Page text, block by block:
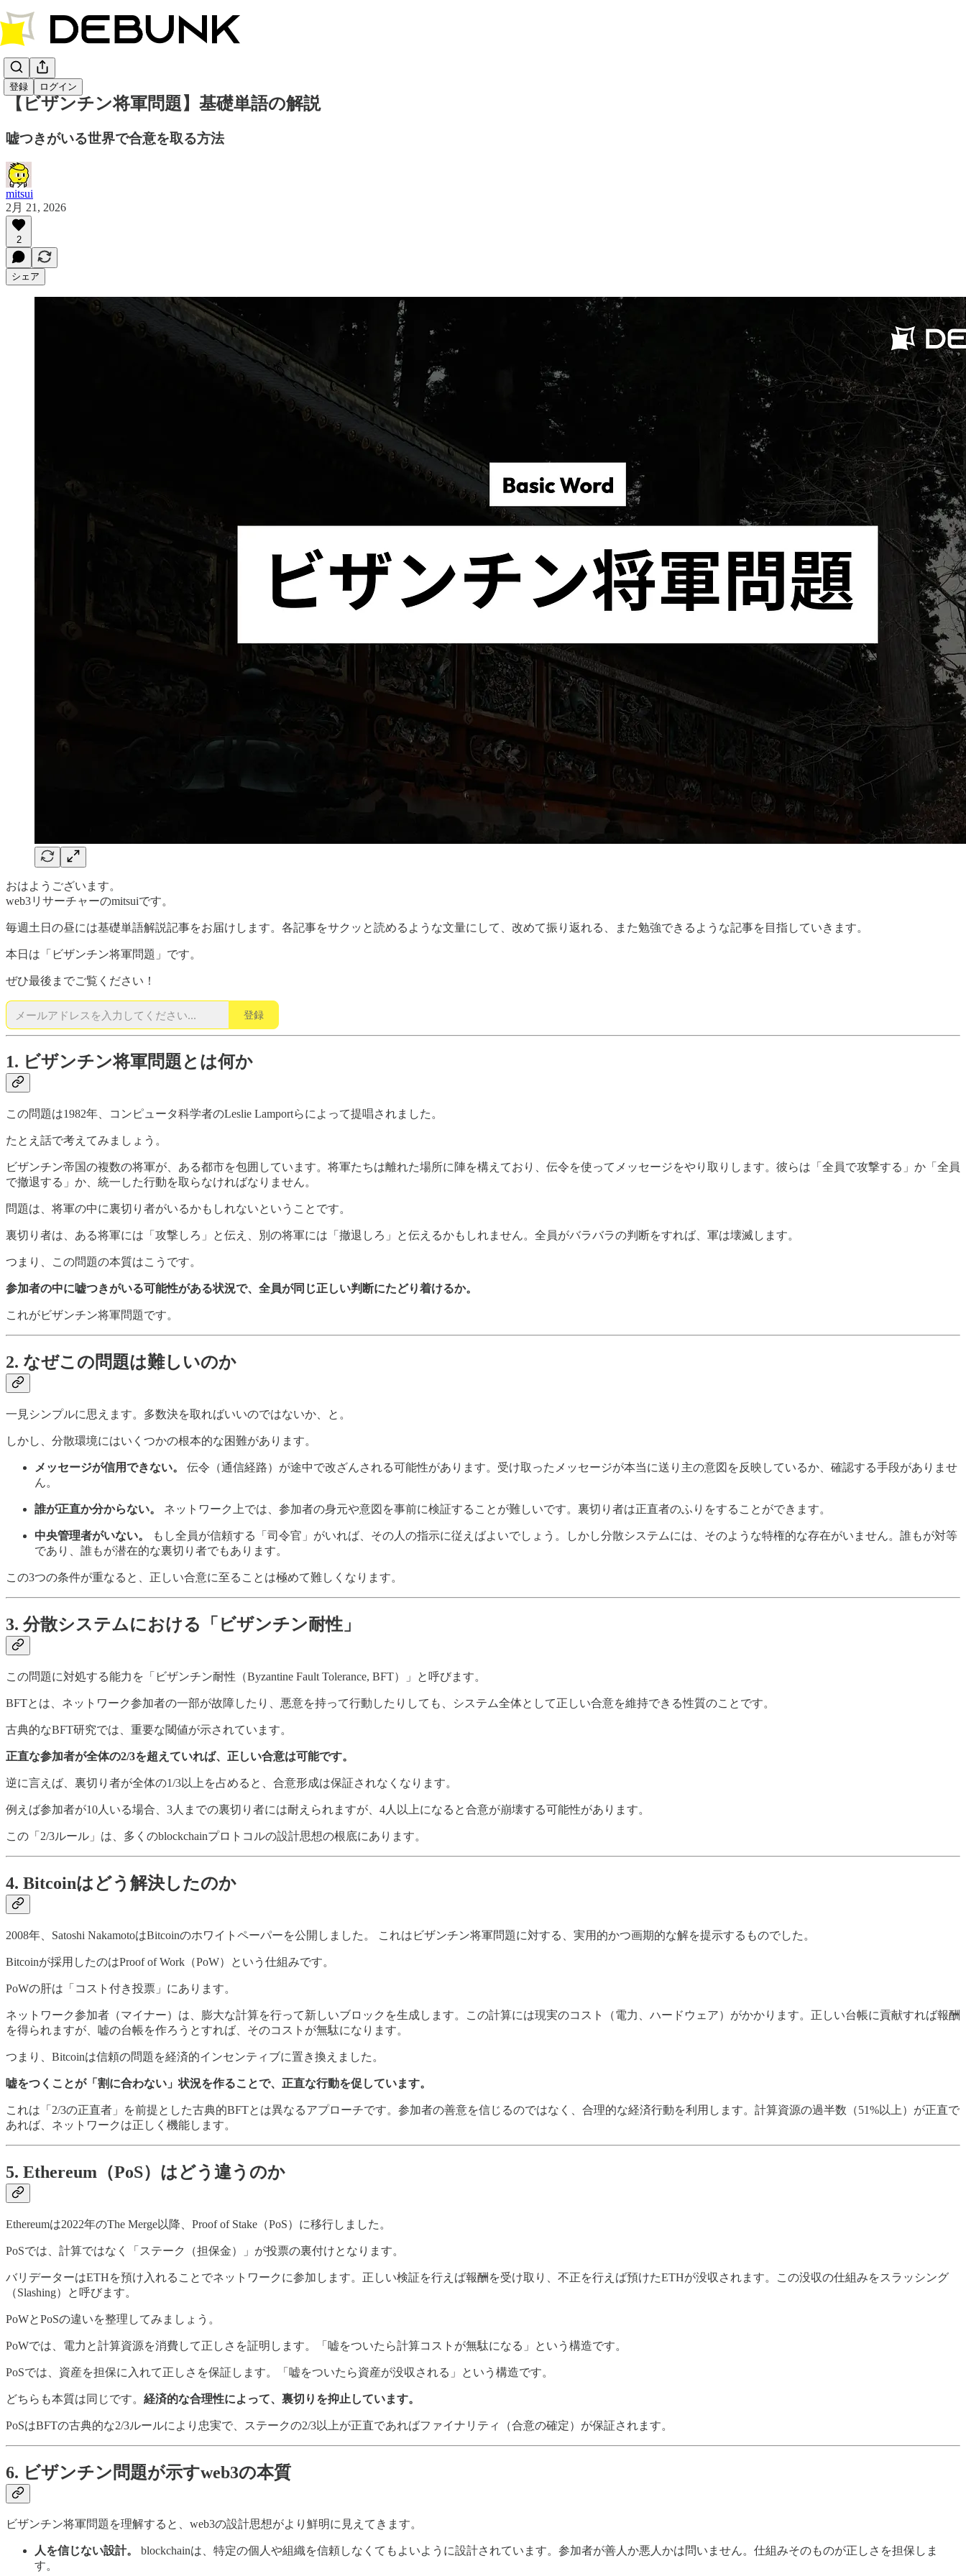
登録 ログイン
【ビザンチン将軍問題】基礎単語の解説
嘘つきがいる世界で合意を取る方法
mitsui
2月 21, 2026
2
シェア
おはようございます。
web3リサーチャーのmitsuiです。
毎週土日の昼には基礎単語解説記事をお届けします。各記事をサクッと読めるような文量にして、改めて振り返れる、また勉強できるような記事を目指していきます。
本日は「ビザンチン将軍問題」です。
ぜひ最後までご覧ください！
登録
1. ビザンチン将軍問題とは何か
この問題は1982年、コンピュータ科学者のLeslie Lamportらによって提唱されました。
たとえ話で考えてみましょう。
ビザンチン帝国の複数の将軍が、ある都市を包囲しています。将軍たちは離れた場所に陣を構えており、伝令を使ってメッセージをやり取りします。彼らは「全員で攻撃する」か「全員
で撤退する」か、統一した行動を取らなければなりません。
問題は、将軍の中に裏切り者がいるかもしれないということです。
裏切り者は、ある将軍には「攻撃しろ」と伝え、別の将軍には「撤退しろ」と伝えるかもしれません。全員がバラバラの判断をすれば、軍は壊滅します。
つまり、この問題の本質はこうです。
参加者の中に嘘つきがいる可能性がある状況で、全員が同じ正しい判断にたどり着けるか。
これがビザンチン将軍問題です。
2. なぜこの問題は難しいのか
一見シンプルに思えます。多数決を取ればいいのではないか、と。
しかし、分散環境にはいくつかの根本的な困難があります。
メッセージが信用できない。
伝令（通信経路）が途中で改ざんされる可能性があります。受け取ったメッセージが本当に送り主の意図を反映しているか、確認する手段がありませ
ん。
誰が正直か分からない。 ネットワーク上では、参加者の身元や意図を事前に検証することが難しいです。裏切り者は正直者のふりをすることができます。
中央管理者がいない。
もし全員が信頼する「司令官」がいれば、その人の指示に従えばよいでしょう。しかし分散システムには、そのような特権的な存在がいません。誰もが対等
であり、誰もが潜在的な裏切り者でもあります。
この3つの条件が重なると、正しい合意に至ることは極めて難しくなります。
3. 分散システムにおける「ビザンチン耐性」
この問題に対処する能力を「ビザンチン耐性（Byzantine Fault Tolerance, BFT）」と呼びます。
BFTとは、ネットワーク参加者の一部が故障したり、悪意を持って行動したりしても、システム全体として正しい合意を維持できる性質のことです。
古典的なBFT研究では、重要な閾値が示されています。
正直な参加者が全体の2/3を超えていれば、正しい合意は可能です。
逆に言えば、裏切り者が全体の1/3以上を占めると、合意形成は保証されなくなります。
例えば参加者が10人いる場合、3人までの裏切り者には耐えられますが、4人以上になると合意が崩壊する可能性があります。
この「2/3ルール」は、多くのblockchainプロトコルの設計思想の根底にあります。
4. Bitcoinはどう解決したのか
2008年、Satoshi NakamotoはBitcoinのホワイトペーパーを公開しました。 これはビザンチン将軍問題に対する、実用的かつ画期的な解を提示するものでした。
Bitcoinが採用したのはProof of Work（PoW）という仕組みです。
PoWの肝は「コスト付き投票」にあります。
ネットワーク参加者（マイナー）は、膨大な計算を行って新しいブロックを生成します。この計算には現実のコスト（電力、ハードウェア）がかかります。正しい台帳に貢献すれば報酬
を得られますが、嘘の台帳を作ろうとすれば、そのコストが無駄になります。
つまり、Bitcoinは信頼の問題を経済的インセンティブに置き換えました。
嘘をつくことが「割に合わない」状況を作ることで、正直な行動を促しています。
これは「2/3の正直者」を前提とした古典的BFTとは異なるアプローチです。参加者の善意を信じるのではなく、合理的な経済行動を利用します。計算資源の過半数（51%以上）が正直で
あれば、ネットワークは正しく機能します。
5. Ethereum（PoS）はどう違うのか
Ethereumは2022年のThe Merge以降、Proof of Stake（PoS）に移行しました。
PoSでは、計算ではなく「ステーク（担保金）」が投票の裏付けとなります。
バリデーターはETHを預け入れることでネットワークに参加します。正しい検証を行えば報酬を受け取り、不正を行えば預けたETHが没収されます。この没収の仕組みをスラッシング
（Slashing）と呼びます。
PoWとPoSの違いを整理してみましょう。
PoWでは、電力と計算資源を消費して正しさを証明します。「嘘をついたら計算コストが無駄になる」という構造です。
PoSでは、資産を担保に入れて正しさを保証します。「嘘をついたら資産が没収される」という構造です。
どちらも本質は同じです。 経済的な合理性によって、裏切りを抑止しています。
PoSはBFTの古典的な2/3ルールにより忠実で、ステークの2/3以上が正直であればファイナリティ（合意の確定）が保証されます。
6. ビザンチン問題が示すweb3の本質
ビザンチン将軍問題を理解すると、web3の設計思想がより鮮明に見えてきます。
人を信じない設計。
blockchainは、特定の個人や組織を信頼しなくてもよいように設計されています。参加者が善人か悪人かは問いません。仕組みそのものが正しさを担保しま
す。